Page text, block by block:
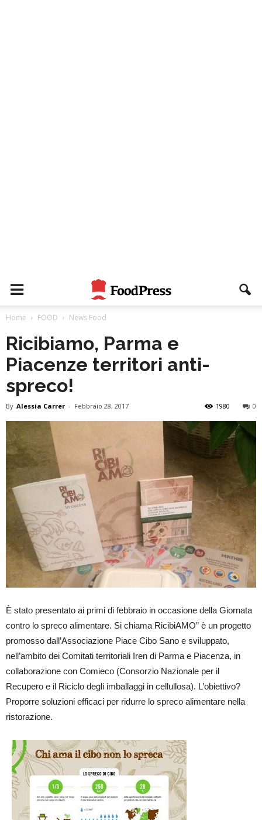
Home FOOD News Food
Ricibiamo, Parma e
Piacenze territori anti-
spreco!
By Alessia Carrer - Febbraio 28, 2017 0
1980
È stato presentato ai primi di febbraio in occasione della Giornata
contro lo spreco alimentare. Si chiama RicibiAMO” è un progetto
promosso dall’Associazione Piace Cibo Sano e sviluppato,
nell’ambito dei Comitati territoriali Iren di Parma e Piacenza, in
collaborazione con Comieco (Consorzio Nazionale per il
Recupero e il Riciclo degli imballaggi in cellullosa). L’obiettivo?
Proporre soluzioni efficaci per ridurre lo spreco alimentare nella
ristorazione.